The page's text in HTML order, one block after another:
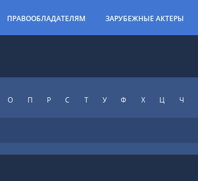
ПРАВООБЛАДАТЕЛЯМ ЗАРУБЕЖНЫЕ АКТЕРЫ
О П Р С Т У Ф X Ц Ч